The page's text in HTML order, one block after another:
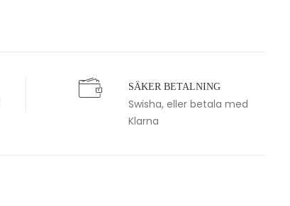
SÄKER BETALNING
Swisha, eller betala med
Klarna